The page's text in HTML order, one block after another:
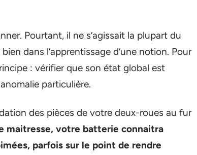
Pourtant, il ne s’agissait la plupart du
dans l’apprentissage d’une notion. Pour
: vérifier que son état global est
particulière.
des pièces de votre deux-roues au fur
maitresse, votre batterie connaitra
parfois sur le point de rendre